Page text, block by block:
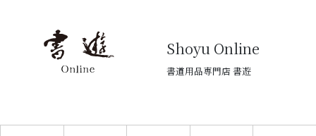
Shoyu Online
書道用品専門店 書遊